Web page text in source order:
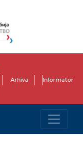
Arhiva
Informator